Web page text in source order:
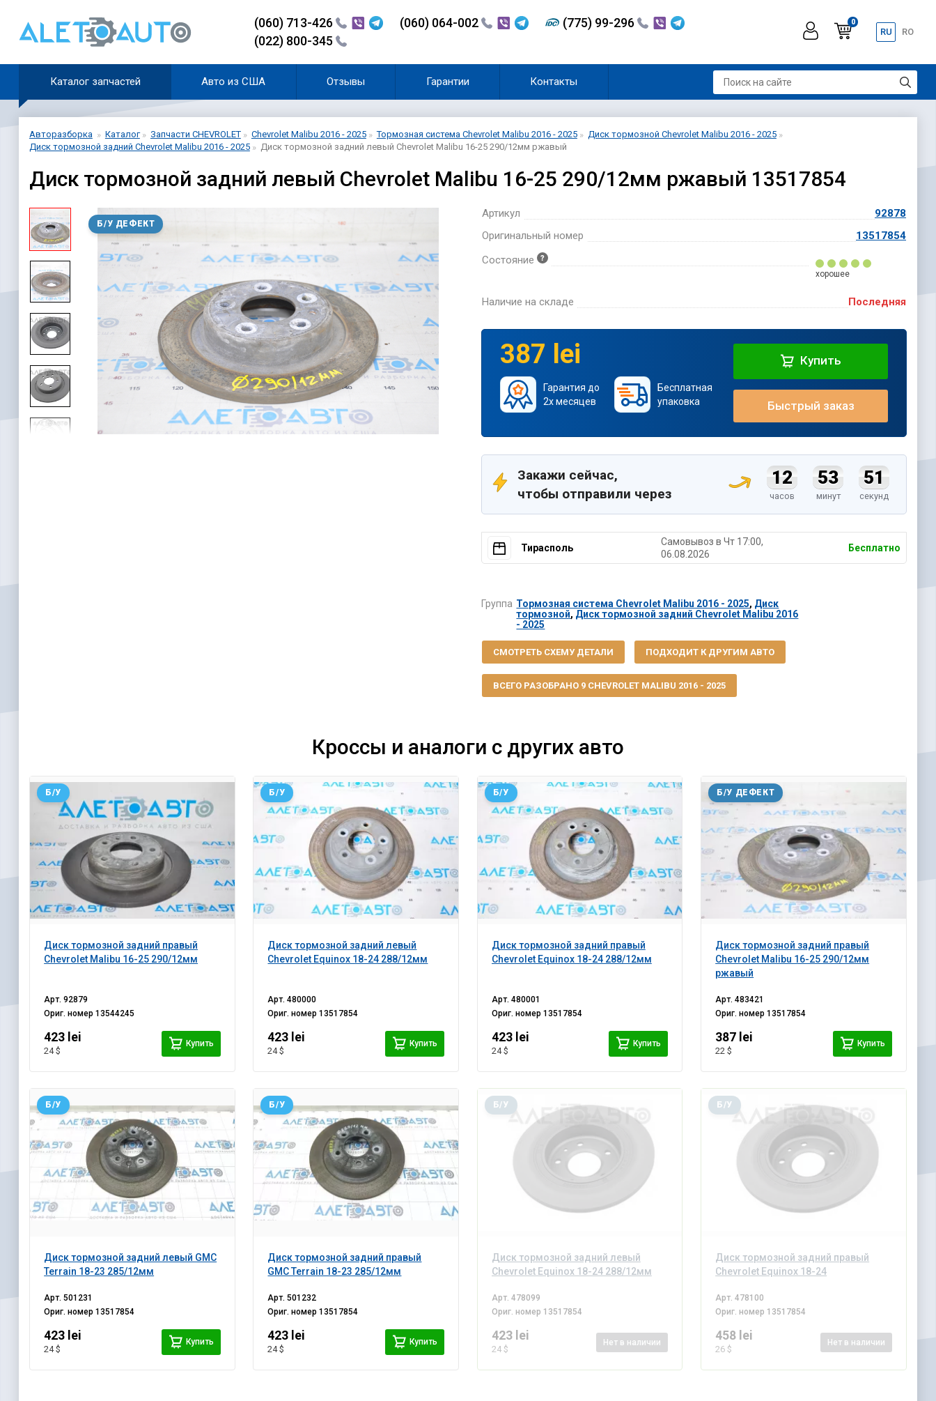
(060) 713-426 (060) 064-002
(775) 99-296
(022) 800-345
0
RU RO
Каталог запчастей Авто из США Отзывы Гарантии Контакты
Авторазборка Каталог Запчасти CHEVROLET Chevrolet Malibu 2016 - 2025 Тормозная система Chevrolet Malibu 2016 - 2025
Диск тормозной Chevrolet Malibu 2016 - 2025
Диск тормозной задний Chevrolet Malibu 2016 - 2025
Диск тормозной задний левый Chevrolet Malibu 16-25 290/12мм ржавый
Диск тормозной задний левый Chevrolet Malibu 16-25 290/12мм ржавый 13517854
Б/У ДЕФЕКТ
Артикул
92878
Оригинальный номер
13517854
Состояние
хорошее
Наличие на складе Последняя
387 lei
Гарантия до
2х месяцев
Бесплатная
упаковка
Купить
Быстрый заказ
Закажи сейчас,
чтобы отправили через
12
часов
53
минут
50
секунд
Тирасполь
Самовывоз в Чт 17:00,
06.08.2026
Бесплатно
Группа Тормозная система Chevrolet Malibu 2016 - 2025, Диск
тормозной, Диск тормозной задний Chevrolet Malibu 2016
- 2025
СМОТРЕТЬ СХЕМУ ДЕТАЛИ ПОДХОДИТ К ДРУГИМ АВТО
ВСЕГО РАЗОБРАНО 9 CHEVROLET MALIBU 2016 - 2025
Кроссы и аналоги с других авто
Диск тормозной задний правый
Chevrolet Malibu 16-25 290/12мм
Б/У
Арт.92879
Ориг. номер13544245
423 lei
24 $
Купить
Диск тормозной задний левый
Chevrolet Equinox 18-24 288/12мм
Б/У
Арт.480000
Ориг. номер13517854
423 lei
24 $
Купить
Диск тормозной задний правый
Chevrolet Equinox 18-24 288/12мм
Б/У
Арт. 480001
Ориг. номер 13517854
423 lei
24 $
Купить
Диск тормозной задний правый
Chevrolet Malibu 16-25 290/12мм
ржавый
Б/У ДЕФЕКТ
Арт.483421
Ориг. номер13517854
387 lei
22 $
Купить
Диск тормозной задний левый GMC
Terrain 18-23 285/12мм
Б/У
Арт.501231
Ориг. номер13517854
423 lei
24 $
Купить
Диск тормозной задний правый
GMC Terrain 18-23 285/12мм
Б/У
Арт.501232
Ориг. номер13517854
423 lei
24 $
Купить
Диск тормозной задний левый
Chevrolet Equinox 18-24 288/12мм
Б/У
Арт. 478099
Ориг. номер 13517854
423 lei
24 $
Нет в наличии
Диск тормозной задний правый
Chevrolet Equinox 18-24
Б/У
Арт.478100
Ориг. номер 13517854
458 lei
26 $
Нет в наличии